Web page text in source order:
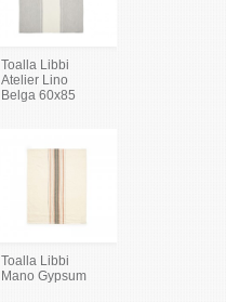
Toalla Libbi
Atelier Lino
Belga 60x85
Toalla Libbi
Mano Gypsum